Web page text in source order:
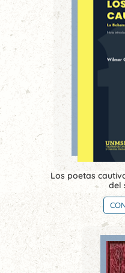
Los poetas
del